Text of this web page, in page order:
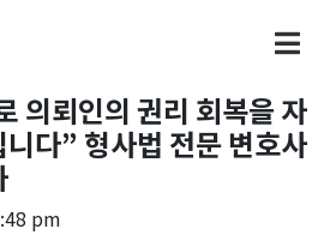
의뢰인의 권리 회복을 자
다” 형사법 전문 변호사
pm